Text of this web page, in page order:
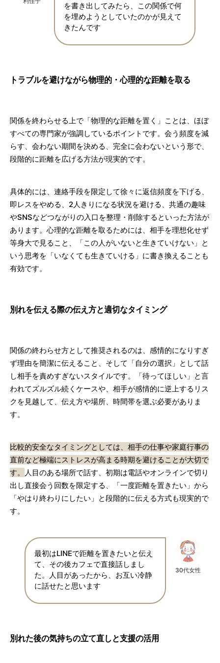
を書き出してみたら、この関係で何
を埋めようとしていたのかが見えて
きたんです
トラブルを避けながら物理的・心理的な距離を取る
関係を終わらせる上で「物理的な距離を置く」ことは、ほぼ
すべての専門家が強調しているポイントです。会う頻度を減
らす、会わない期間を決める、完全に会わないという形で、
段階的に距離を広げる方法が現実的です。
具体的には、連絡手段を限定して徐々に返信頻度を下げる、
即レスをやめる、2人きりになる状況を避ける、共通の趣味
やSNSなどつながりの入口を整理・削除するといった方法が
あります。心理的な距離を取るためには、相手を理想化せず
等身大で見ること、「この人がいないと生きていけない」と
いう思考を「いなくても生きていける」に書き換えることも
有効です。
別れを伝える際の伝え方と適切なタイミング
関係の終わらせ方として推奨されるのは、感情的になりすぎ
ず理由を簡潔に伝えること、そして「自分の選択」として話
し相手を責めすぎないスタイルです。「待ってほしい」と言
われてズルズル続くケースや、相手が感情的に逆上するリス
クを見越して、伝え方や場所、時間帯を選ぶ必要がありま
す。
比較的安全なタイミングとしては、相手の仕事や家庭行事の
直前など極端にストレスが高まる時期を避けることが大切で
す。
人目のある場所で話す、初期は電話やオンラインで切り
出し直接会う回数を限定する、「一度距離を置きたい」から
「やはり終わりにしたい」と段階的に伝える方式も現実的で
す。
30代女性
最初はLINEで距離を置きたいと伝え
て、その後カフェで直接話しまし
た。人目があったから、お互い冷静
に話せたと思います
別れた後の気持ちの立て直しと支援の活用